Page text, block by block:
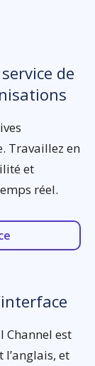
de
Travaillez en
et
réel.
Channel est
et